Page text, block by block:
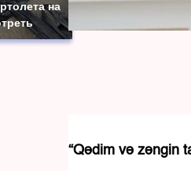
на
“Qədim və zəngin